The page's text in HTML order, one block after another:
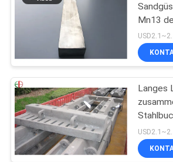
Mn13
H1A
Langes
SAG-
EB862